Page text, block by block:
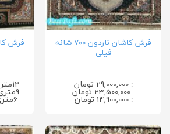
فرش کاشان ناردون ۷۰۰ شانه
فیلی
: 29,000,000 تومان
: 23,500,000 تومان
: 14,900,000 تومان
12متری : 29,000,000 تومان
9متری : 23,500,000 تومان
6متری : 14,900,000 تومان